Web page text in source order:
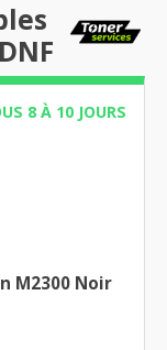
8 À 10 JOURS
M2300 Noir